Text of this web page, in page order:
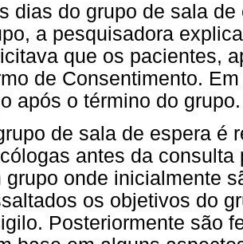
dias do grupo de sala
a pesquisadora
que os pacientes,
de Consentimento.
após o término do grupo.
de sala de espera é
antes da
grupo onde inicialmente
os objetivos do
Posteriormente são